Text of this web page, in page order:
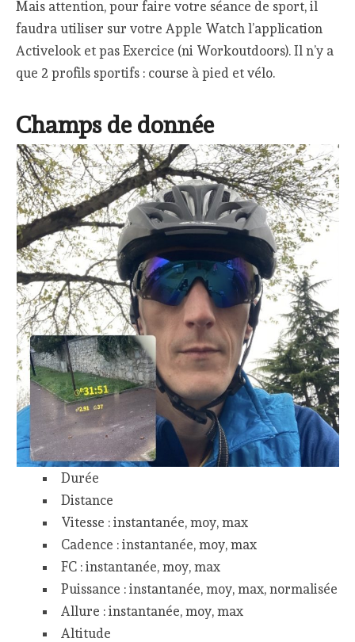
Mais attention, pour faire votre séance de sport, il
faudra utiliser sur votre Apple Watch l’application
Activelook et pas Exercice (ni Workoutdoors). Il n’y a
que 2 profils sportifs : course à pied et vélo.
Champs de donnée
Durée
Distance
Vitesse : instantanée, moy, max
Cadence : instantanée, moy, max
FC : instantanée, moy, max
Puissance : instantanée, moy, max, normalisée
Allure : instantanée, moy, max
Altitude